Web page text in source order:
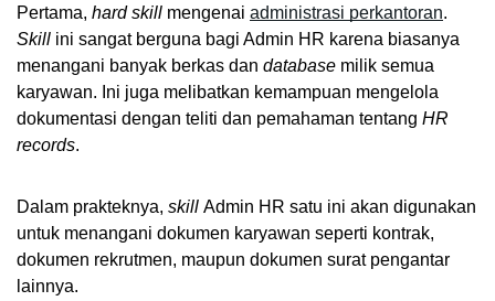
Pertama, hard skill mengenai administrasi perkantoran
Skill ini sangat berguna bagi Admin HR karena biasanya
menangani banyak berkas dan database milik semua
karyawan. Ini juga melibatkan kemampuan mengelola
dokumentasi dengan teliti dan pemahaman tentang HR
records.
Dalam prakteknya, skill Admin HR satu ini akan digunakan
untuk menangani dokumen karyawan seperti kontrak,
dokumen rekrutmen, maupun dokumen surat pengantar
lainnya.